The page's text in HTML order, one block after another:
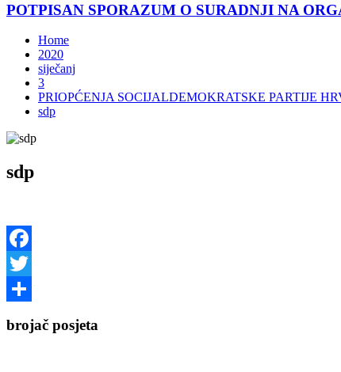
POTPISAN SPORAZUM O SURADNJI NA
Home
2020
siječanj
3
PRIOPĆENJA SOCIJALDEMOKRATSKE PARTIJE
sdp
sdp
Facebook
Twitter
brojač posjeta